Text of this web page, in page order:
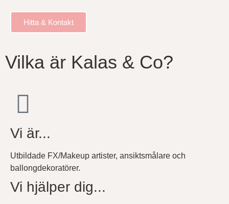
Hitta & Kontakt
Vilka är Kalas & Co?
Vi är...
Utbildade FX/Makeup artister, ansiktsmålare och
ballongdekoratörer.
Vi hjälper dig...